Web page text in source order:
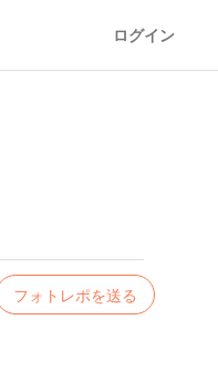
ログイン
フォトレポを送る